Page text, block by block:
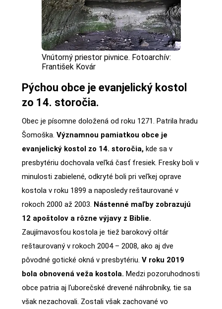
Vnútorný priestor pivnice. Fotoarchív:
František Kovár
Pýchou obce je evanjelický kostol
zo 14. storočia.
Obec je písomne doložená od roku 1271. Patrila hradu
Šomoška. Významnou pamiatkou obce je
evanjelický kostol zo 14. storočia,kde sa v
presbytériu dochovala veľká časť fresiek. Fresky boli v
minulosti zabielené, odkryté boli pri veľkej oprave
kostola v roku 1899 a naposledy reštaurované v
rokoch 2000 až 2003. Nástenné maľby zobrazujú
12 apoštolov a rôzne výjavy z Biblie.
Zaujímavosťou kostola je tiež barokový oltár
reštaurovaný v rokoch 2004 – 2008, ako aj dve
pôvodné gotické okná v presbytériu. V roku 2019
bola obnovená veža kostola. Medzi pozoruhodnosti
obce patria aj ľuborečské drevené náhrobníky, tie sa
však nezachovali. Zostali však zachované vo